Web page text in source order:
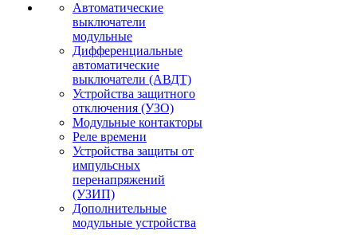
Автоматические
выключатели
модульные
Дифференциальные
автоматические
выключатели (АВДТ)
Устройства защитного
отключения (УЗО)
Модульные контакторы
Реле времени
Устройства защиты от
импульсных
перенапряжений
(УЗИП)
Дополнительные
модульные устройства